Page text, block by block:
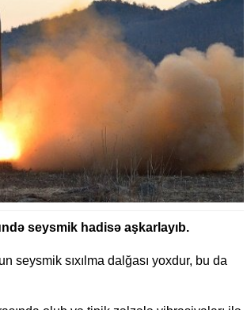
seysmik hadisə aşkarlayıb.
seysmik sıxılma dalğası yoxdur, bu da